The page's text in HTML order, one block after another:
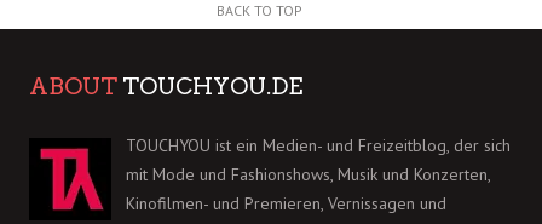
BACK TO TOP
ABOUT TOUCHYOU.DE
TOUCHYOU ist ein Medien- und Freizeitblog, der sich
mit Mode und Fashionshows, Musik und Konzerten,
Kinofilmen- und Premieren, Vernissagen und